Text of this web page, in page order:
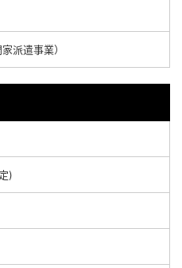
派遣事業）
)